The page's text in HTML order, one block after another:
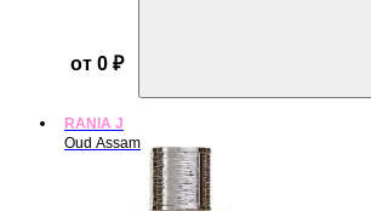
от 0 ₽
RANIA J
Oud Assam